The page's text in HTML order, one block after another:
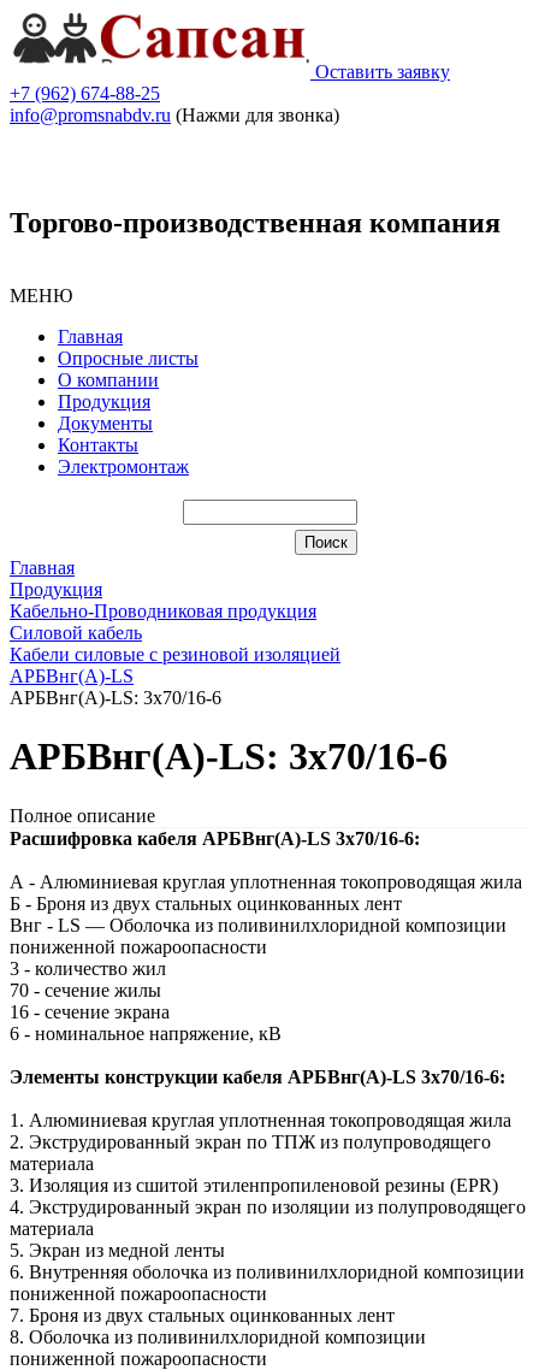
Оставить заявку
+7 (962) 674-88-25
info@promsnabdv.ru (Нажми для звонка)
Торгово-производственная компания
МЕНЮ
Главная
Опросные листы
О компании
Продукция
Документы
Контакты
Электромонтаж
Главная
Продукция
Кабельно-Проводниковая продукция
Силовой кабель
Кабели силовые с резиновой изоляцией
АРБВнг(A)-LS
АРБВнг(A)-LS: 3х70/16-6
АРБВнг(A)-LS: 3х70/16-6
Полное описание
Расшифровка кабеля АРБВнг(A)-LS 3х70/16-6:
А - Алюминиевая круглая уплотненная токопроводящая жила
Б - Броня из двух стальных оцинкованных лент
Внг - LS — Оболочка из поливинилхлоридной композиции
пониженной пожароопасности
3 - количество жил
70 - сечение жилы
16 - сечение экрана
6 - номинальное напряжение, кВ
Элементы конструкции кабеля АРБВнг(A)-LS 3х70/16-6:
1. Алюминиевая круглая уплотненная токопроводящая жила
2. Экструдированный экран по ТПЖ из полупроводящего
материала
3. Изоляция из сшитой этиленпропиленовой резины (EPR)
4. Экструдированный экран по изоляции из полупроводящего
материала
5. Экран из медной ленты
6. Внутренняя оболочка из поливинилхлоридной композиции
пониженной пожароопасности
7. Броня из двух стальных оцинкованных лент
8. Оболочка из поливинилхлоридной композиции
пониженной пожароопасности